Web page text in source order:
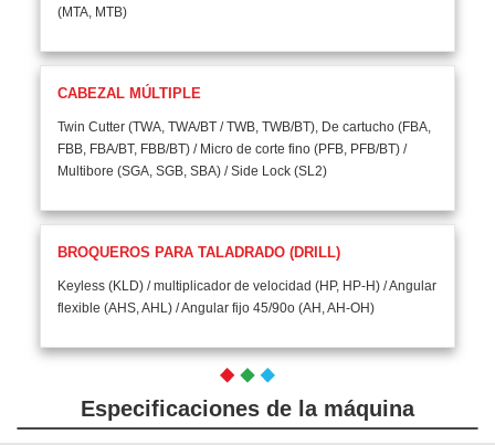
(MTA, MTB)
CABEZAL MÚLTIPLE
Twin Cutter (TWA, TWA/BT / TWB, TWB/BT), De cartucho (FBA,
FBB, FBA/BT, FBB/BT) / Micro de corte fino (PFB, PFB/BT) /
Multibore (SGA, SGB, SBA) / Side Lock (SL2)
BROQUEROS PARA TALADRADO (DRILL)
Keyless (KLD) / multiplicador de velocidad (HP, HP-H) / Angular
flexible (AHS, AHL) / Angular fijo 45/90o (AH, AH-OH)
Especificaciones de la máquina